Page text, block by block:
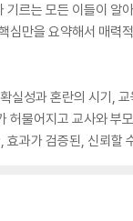
기르는 모든 이들이 알
심만을 요약해서 매력
실성과 혼란의 시기,
허물어지고 교사와 부
, 효과가 검증된, 신뢰